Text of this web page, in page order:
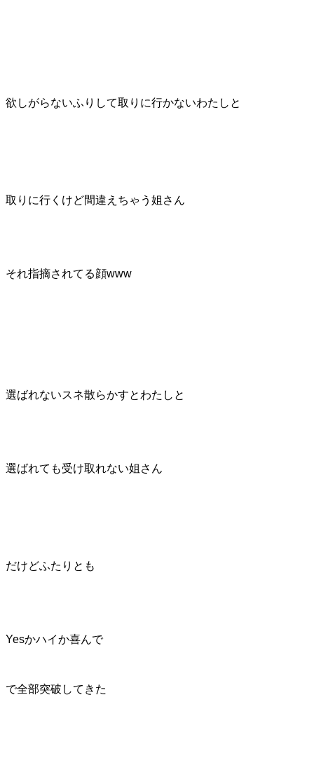
欲しがらないふりして取りに行かないわたしと
取りに行くけど間違えちゃう姐さん
それ指摘されてる顔www
選ばれないスネ散らかすとわたしと
選ばれても受け取れない姐さん
だけどふたりとも
Yesかハイか喜んで
で全部突破してきた